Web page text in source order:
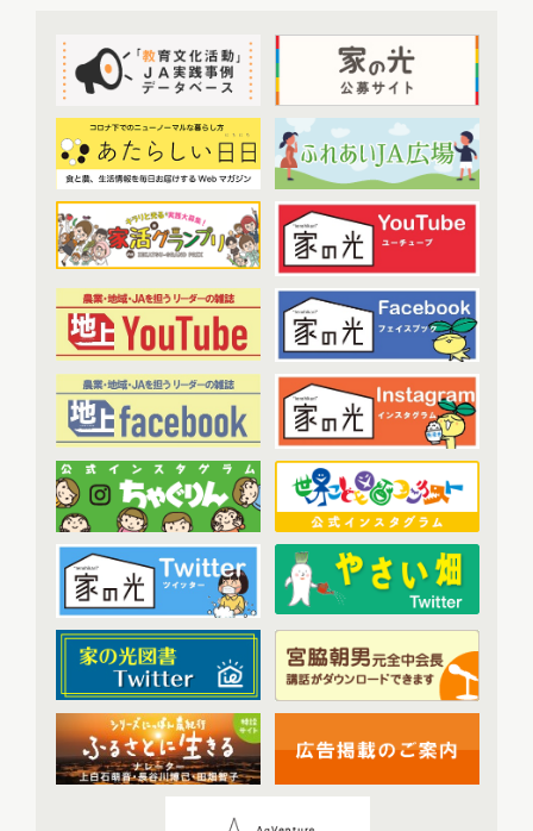
2022年10月配信 (7)
2022年11月配信(6)
2023年配信(72)
2023年1月配信(6)
2023年2月配信(7)
2023年3月配信(6)
2023年4月配信(6)
2023年5月配信
(6)
2023年6月配信(5)
2023年7月配信(6)
2023年8月配信 (6)
2023年10月配信(6)
2023年11月配信(6)
2023年12月配信(6)
2024年配信(70)
2024年1月配信
2024年2月配信(7)
2024年4月配信(6)
2024年5月配信(6)
トップ対談(50)
ＪＡ実践事例紹介 (37)
教育文化プランナー (19)
協同の歴史の瞬間(52)
農業・食料ほんとうの話(52)
わたしと協同組合(3)
開催報告(38)
あなたの声をお寄せください (1)
その他(1)
アーカイブ(7)
現代に語り継ぐ賀川豊彦とハル (6)
トップ対談アーカイブ(1)